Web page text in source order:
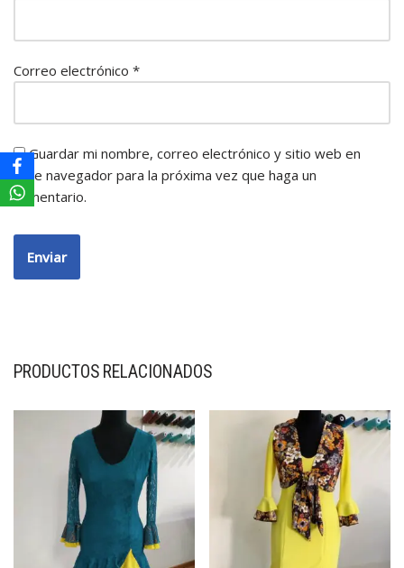
Correo electrónico *
Guardar mi nombre, correo electrónico y sitio web en
este navegador para la próxima vez que haga un
comentario.
PRODUCTOS RELACIONADOS